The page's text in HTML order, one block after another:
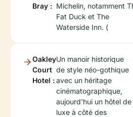
Bray : Michelin, notamment
Fat Duck et The
Waterside Inn. (
Oakley
Court
Hotel :
Un manoir historique
de style néo-gothique
avec un héritage
cinématographique,
aujourd'hui un hôtel de
luxe à côté des